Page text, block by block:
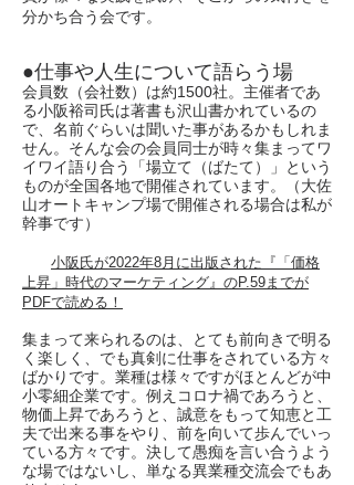
分かち合う会です。
●仕事や人生について語らう場
会員数（会社数）は約1500社。主催者であ
る小阪裕司氏は著書も沢山書かれているの
で、名前ぐらいは聞いた事があるかもしれま
せん。そんな会の会員同士が時々集まってワ
イワイ語り合う「場立て（ばたて）」という
ものが全国各地で開催されています。（大佐
山オートキャンプ場で開催される場合は私が
幹事です）
小阪氏が2022年8月に出版された『「価格
上昇」時代のマーケティング』のP.59までが
PDFで読める！
集まって来られるのは、とても前向きで明る
く楽しく、でも真剣に仕事をされている方々
ばかりです。業種は様々ですがほとんどが中
小零細企業です。例えコロナ禍であろうと、
物価上昇であろうと、誠意をもって知恵と工
夫で出来る事をやり、前を向いて歩んでいっ
ている方々です。決して愚痴を言い合うよう
な場ではないし、単なる異業種交流会でもあ